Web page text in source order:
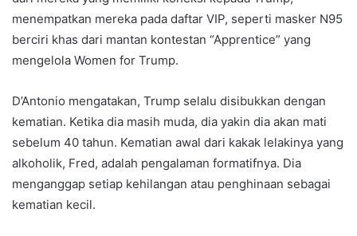
menempatkan mereka pada daftar VIP, seperti masker N95
berciri khas dari mantan kontestan “Apprentice” yang
mengelola Women for Trump.
D’Antonio mengatakan, Trump selalu disibukkan dengan
kematian. Ketika dia masih muda, dia yakin dia akan mati
sebelum 40 tahun. Kematian awal dari kakak lelakinya yang
alkoholik, Fred, adalah pengalaman formatifnya. Dia
menganggap setiap kehilangan atau penghinaan sebagai
kematian kecil.